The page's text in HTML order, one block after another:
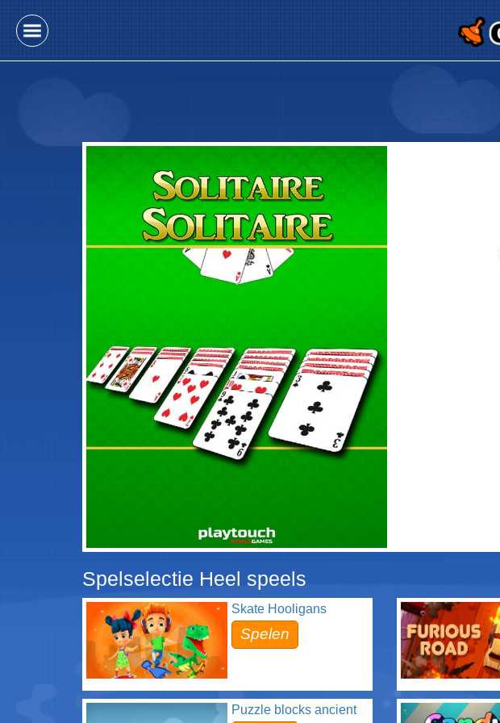
Spelselectie Heel speels
Skate Hooligans
Spelen
Puzzle blocks ancient